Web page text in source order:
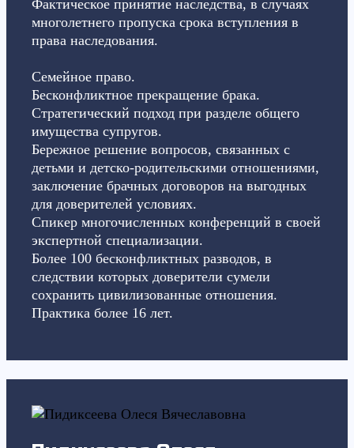
Фактическое принятие наследства, в случаях
многолетнего пропуска срока вступления в
права наследования.
Семейное право.
Бесконфликтное прекращение брака.
Стратегический подход при разделе общего
имущества супругов.
Бережное решение вопросов, связанных с
детьми и детско-родительскими отношениями,
заключение брачных договоров на выгодных
для доверителей условиях.
Спикер многочисленных конференций в своей
экспертной специализации.
Более 100 бесконфликтных разводов, в
следствии которых доверители сумели
сохранить цивилизованные отношения.
Практика более 16 лет.